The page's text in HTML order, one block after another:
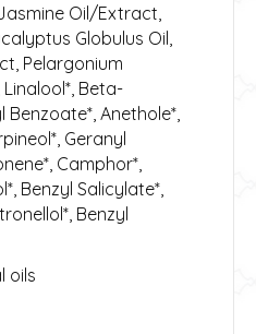
Oil/Extract,
Globulus Oil,
Pelargonium
Beta-
Benzoate*, Anethole*,
Geranyl
Camphor*,
Benzyl Salicylate*,
Benzyl
oils